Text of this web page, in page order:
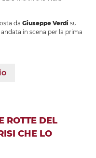
da Giuseppe Verdi su
andata in scena per la prima
ROTTE DEL
CHE LO